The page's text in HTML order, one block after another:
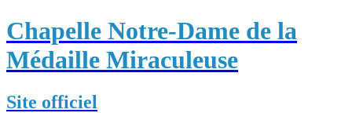
Chapelle Notre-Dame de la
Médaille Miraculeuse
Site officiel